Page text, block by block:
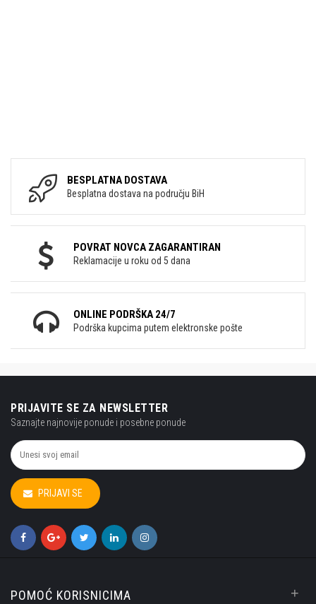
BESPLATNA DOSTAVA
Besplatna dostava na području BiH
POVRAT NOVCA ZAGARANTIRAN
Reklamacije u roku od 5 dana
ONLINE PODRŠKA 24/7
Podrška kupcima putem elektronske pošte
PRIJAVITE SE ZA NEWSLETTER
Saznajte najnovije ponude i posebne ponude
PRIJAVI SE
POMOĆ KORISNICIMA +